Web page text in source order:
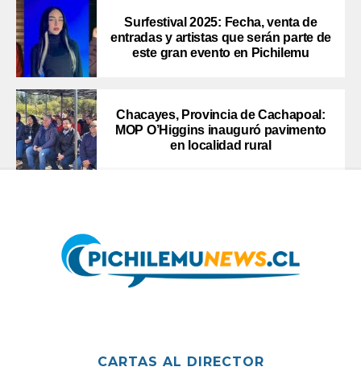
Surfestival 2025: Fecha, venta de
entradas y artistas que serán parte de
este gran evento en Pichilemu
Chacayes, Provincia de Cachapoal:
MOP O’Higgins inauguró pavimento
en localidad rural
CARTAS AL DIRECTOR